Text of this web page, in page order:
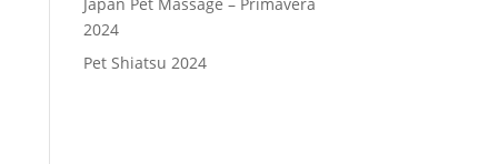
2024
Pet Shiatsu 2024